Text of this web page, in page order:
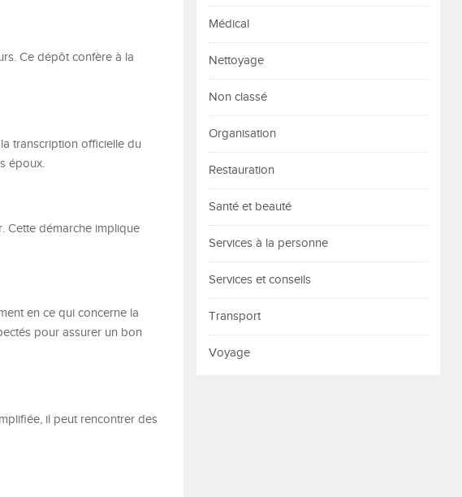
Ce dépôt confère à la
transcription officielle du
époux.
Cette démarche implique
en ce qui concerne la
pour assurer un bon
il peut rencontrer des
Médical
Nettoyage
Non classé
Organisation
Restauration
Santé et beauté
Services à la personne
Services et conseils
Transport
Voyage